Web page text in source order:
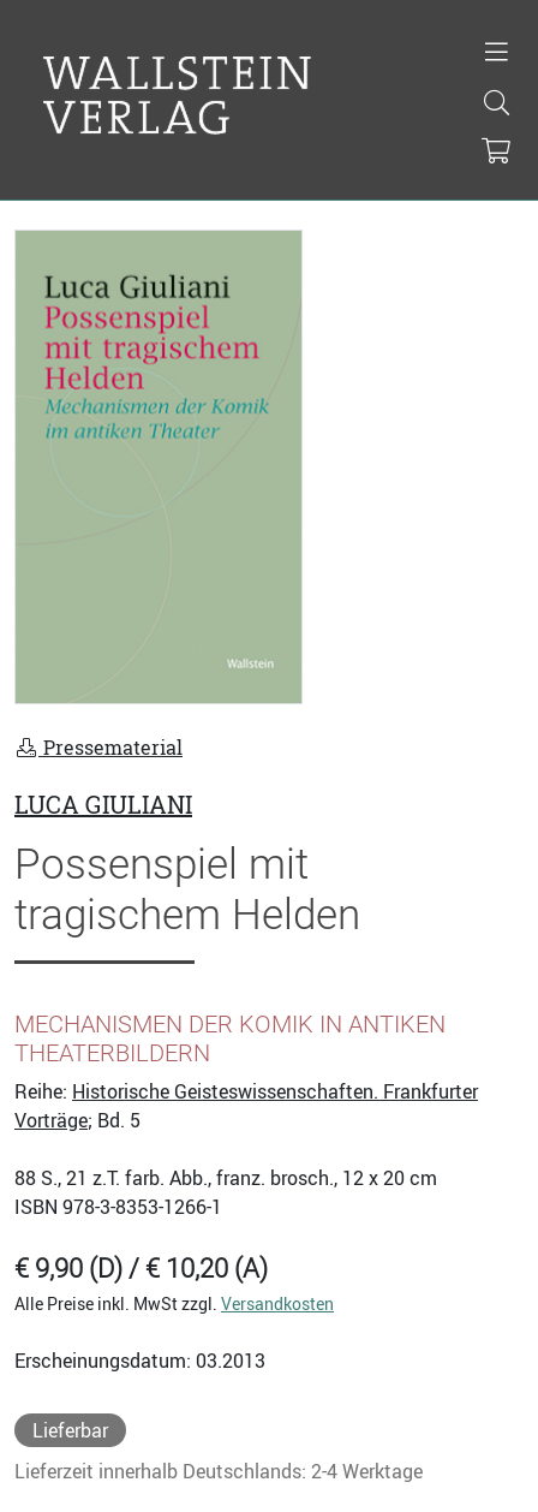
Pressematerial
LUCA GIULIANI
Possenspiel mit
tragischem Helden
MECHANISMEN DER KOMIK IN ANTIKEN
THEATERBILDERN
Reihe: Historische Geisteswissenschaften. Frankfurter
Vorträge; Bd. 5
88 S., 21 z.T. farb. Abb., franz. brosch., 12 x 20 cm
ISBN 978-3-8353-1266-1
€ 9,90 (D) / € 10,20 (A)
Alle Preise inkl. MwSt zzgl. Versandkosten
Erscheinungsdatum: 03.2013
Lieferbar
Lieferzeit innerhalb Deutschlands: 2-4 Werktage